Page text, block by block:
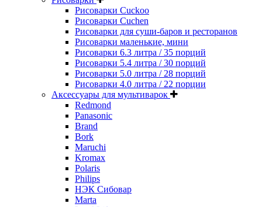
Рисоварки Cuckoo
Рисоварки Cuchen
Рисоварки для суши-баров и ресторанов
Рисоварки маленькие, мини
Рисоварки 6.3 литра / 35 порций
Рисоварки 5.4 литра / 30 порций
Рисоварки 5.0 литра / 28 порций
Рисоварки 4.0 литра / 22 порции
Аксессуары для мультиварок
Redmond
Panasonic
Brand
Bork
Maruchi
Kromax
Polaris
Philips
НЭК Сибовар
Marta